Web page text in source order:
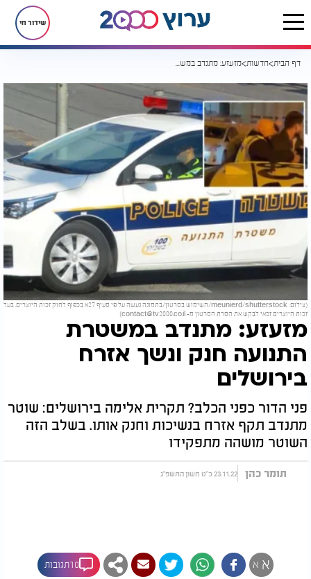
שידור חי
דף הבית חדשות מזעזע: מתנדב במשטרת התנועה חנק ונשך אזרח בירושלים
(צילום: meunierd/shutterstock/השימוש בסרטון/בתמונה נעשה על פי סעיף 27א בכפוף לחוק זכות היוצרים. בעל
זכות היוצרים זכאי לבקש את הסרת הסרטון מ-contact@tv2000.co.il
)
מזעזע: מתנדב במשטרת
התנועה חנק ונשך אזרח
בירושלים
פני הדור כפני הכלב? תקרית אלימה בירושלים: שוטר
מתנדב תקף אזרח בנשיכות וחנק אותו. בשלב הזה
השוטר מושהה מתפקידו
תומר כהן 23.11.22 כ"ט חשון התשפ"ג
א א 10תגובות